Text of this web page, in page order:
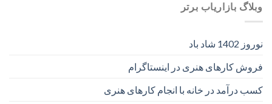
وبلاگ بازاریاب برتر
نوروز 1402 شاد باد
فروش کارهای هنری در اینستاگرام
کسب درآمد در خانه با انجام کارهای هنری